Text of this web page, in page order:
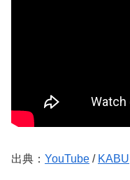
出典： YouTube / KABU